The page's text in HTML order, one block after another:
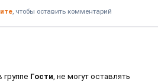
, чтобы оставить комментарий
Гости , не могут оставлять